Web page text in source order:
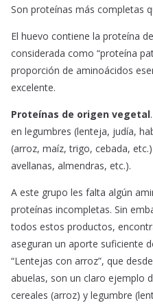
Son proteínas más completas
El huevo contiene la proteína
considerada como “proteína
proporción de aminoácidos
excelente.
Proteínas de origen vegetal
en legumbres (lenteja, judía,
(arroz, maíz, trigo, cebada,
avellanas, almendras, etc.).
A este grupo les falta algún
proteínas incompletas. Sin
todos estos productos,
aseguran un aporte suficiente
“Lentejas con arroz”, que
abuelas, son un claro ejemplo
cereales (arroz) y legumbre